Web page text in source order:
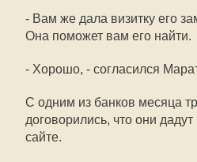
- Вам же дала визитку его
Она поможет вам его найти.
- Хорошо, - согласился
С одним из банков месяца
договорились, что они
сайте.